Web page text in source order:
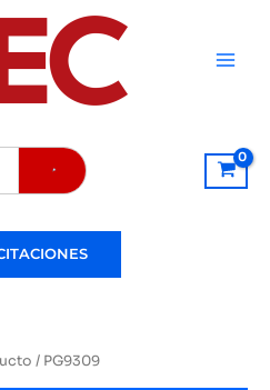
Buscar
/ PG9309